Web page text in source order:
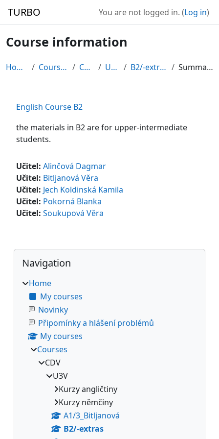
TURBO You are not logged in. (Log in)
Course information
Home Courses CDV U3V B2/-extras Summary
English Course B2
the materials in B2 are for upper-intermediate
students.
Učitel: Alinčová Dagmar
Učitel: Bitljanová Věra
Učitel: Jech Koldinská Kamila
Učitel: Pokorná Blanka
Učitel: Soukupová Věra
Blocks
Skip Navigation
Navigation
Home
My courses
Novinky
Připomínky a hlášení problémů
My courses
Courses
CDV
U3V
Kurzy angličtiny
Kurzy němčiny
A1/3_Bitljanová
B2/-extras